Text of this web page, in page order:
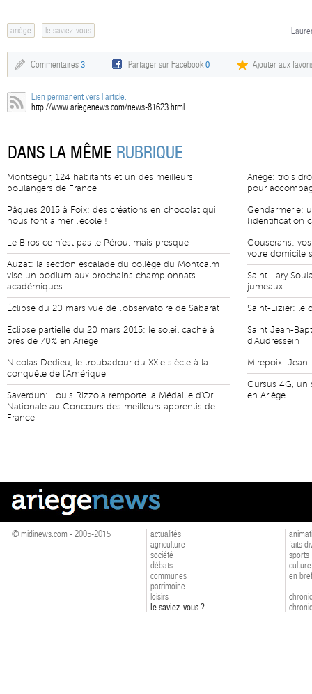
ariège le saviez-vous
Commentaires 3 Partager sur Facebook0 Ajouter aux
Lien permanent vers l'article:
http://www.ariegenews.com/news-81623.html
DANS LA MÊME RUBRIQUE
Montségur, 124 habitants et un des meilleurs
boulangers de France
Pâques 2015 à Foix: des créations en chocolat qui
nous font aimer l'école !
Le Biros ce n'est pas le Pérou, mais presque
Auzat: la section escalade du collège du Montcalm
vise un podium aux prochains championnats
académiques
Éclipse du 20 mars vue de l'observatoire de Sabarat
Éclipse partielle du 20 mars 2015: le soleil caché à
près de 70% en Ariège
Nicolas Dedieu, le troubadour du XXIe siècle à la
conquête de l'Amérique
Saverdun: Louis Rizzola remporte la Médaille d'Or
Nationale au Concours des meilleurs apprentis de
France
Ariège: trois
pour
Gendarmerie:
l'identification
Couserans:
votre domicile
Saint-Lary
jumeaux
Saint-Lizier: le
Saint Jean-
d'Audressein
Mirepoix:
Cursus 4G, un
en Ariège
© midinews.com - 2005-2015
actualités
agriculture
société
débats
communes
patrimoine
loisirs
le saviez-vous ?
faits
sports
culture
en bref